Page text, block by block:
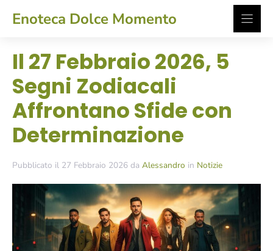
Enoteca Dolce Momento
Il 27 Febbraio 2026, 5
Segni Zodiacali
Affrontano Sfide con
Determinazione
Pubblicato il 27 Febbraio 2026 da Alessandro in Notizie